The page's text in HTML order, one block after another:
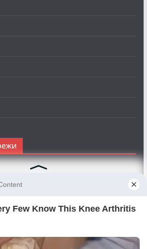
за да сте во тек со најновите